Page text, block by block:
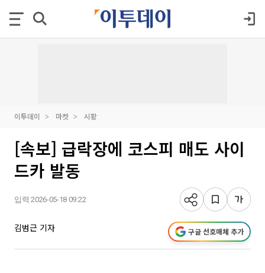
이투데이 마켓 시황
[속보] 급락장에 코스피 매도 사이
드카 발동
입력 2026-05-18 09:22
김범근 기자 구글 선호매체 추가